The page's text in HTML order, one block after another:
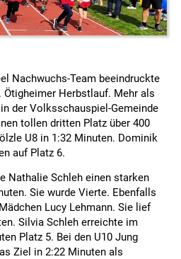
Nachwuchs-Team beeindruckte
Herbstlauf. Mehr als
der Volksschauspiel-Gemeinde
tollen dritten Platz über 400
U8 in 1:32 Minuten. Dominik
auf Platz 6.
Nathalie Schleh einen starken
Sie wurde Vierte. Ebenfalls
Lucy Lehmann. Sie lief
Silvia Schleh erreichte im
Platz 5. Bei den U10 Jung
Ziel in 2:22 Minuten als